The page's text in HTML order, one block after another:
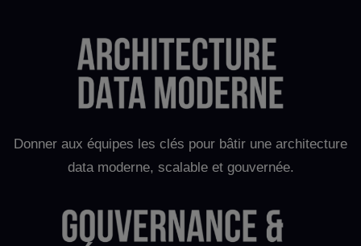
Donner aux équipes les clés pour bâtir une architecture
data moderne, scalable et gouvernée.